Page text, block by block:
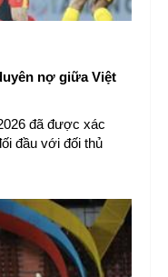
nợ giữa Việt
đã được xác
đầu với đối thủ